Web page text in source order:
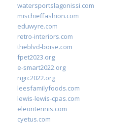
watersportslagonissi.com
mischieffashion.com
eduwyre.com
retro-interiors.com
theblvd-boise.com
fpet2023.org
e-smart2022.org
ngrc2022.org
leesfamilyfoods.com
lewis-lewis-cpas.com
eleontennis.com
cyetus.com